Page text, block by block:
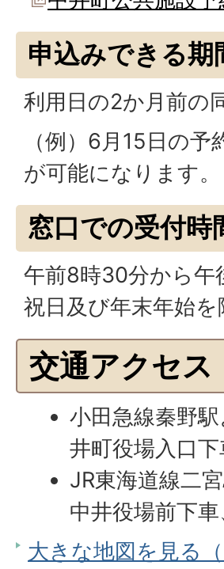
申込みできる期
利用日の2か月前の
（例）6月15日の
が可能になります。
窓口での受付時
午前8時30分から午
祝日及び年末年始を
交通アクセス
小田急線秦野
井町役場入口
JR東海道線二
中井役場前下
大きな地図を見る